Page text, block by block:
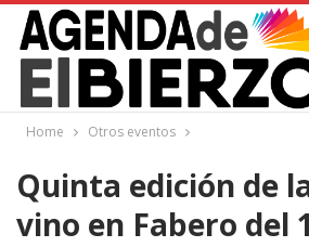
Home Otros eventos
Quinta edición de
vino en Fabero del